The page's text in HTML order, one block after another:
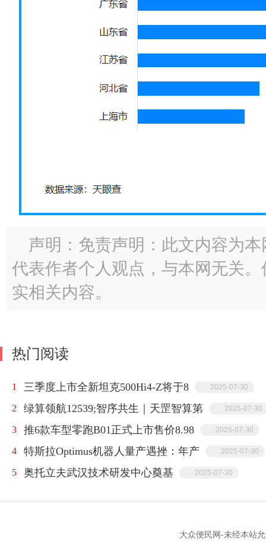
声明：免责声明：此文内容为
代表作者个人观点，与本网无关
实相关内容。
热门阅读
1 三季度上市全新坦克500Hi4-Z将于8 2025-07-30
2 绿算领航12539;智序共生｜天罡智算第 2025-07-30
3 推6款车型零跑B01正式上市售价8.98 2025-07-30
4 特斯拉Optimus机器人量产遇挫：年产 2025-07-30
5 奥托立夫武汉技术研发中心奠基 2025-07-30
大众便民网-未经本站